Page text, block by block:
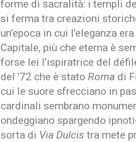
forme di sacralità: i templi
si ferma tra creazioni
un’epoca in cui l’eleganza
Capitale, più che eterna è
forse lei l’ispiratrice del
del ’72 che è stato Roma di
cui le suore sfrecciano in
cardinali sembrano
ondeggiano spargendo
sorta di Via Dulcis tra mete